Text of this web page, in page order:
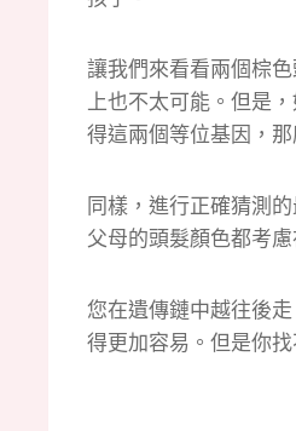
讓我們來看看兩個棕
上也不太可能。 但是
得這兩個等位基因，
同樣，進行正確猜測
父母的頭髮顏色都考慮
您在遺傳鏈中越往後
得更加容易。 但是你